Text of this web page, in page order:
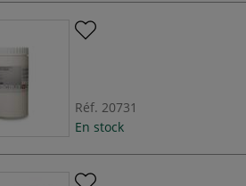
Réf. 20731
En stock